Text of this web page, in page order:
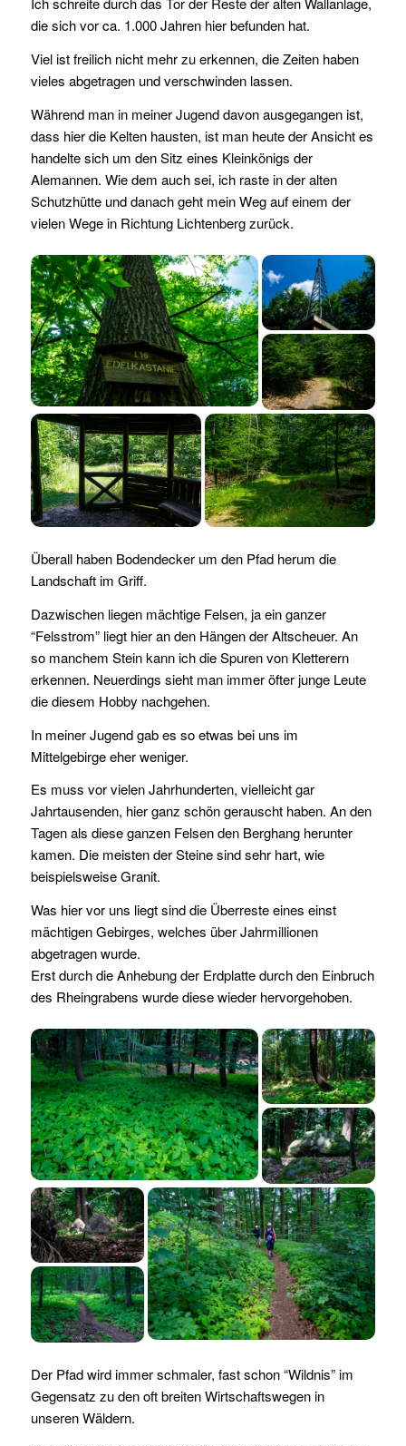
die sich vor ca. 1.000 Jahren hier befunden hat.
Viel ist freilich nicht mehr zu erkennen, die Zeiten haben
vieles abgetragen und verschwinden lassen.
Während man in meiner Jugend davon ausgegangen ist,
dass hier die Kelten hausten, ist man heute der Ansicht es
handelte sich um den Sitz eines Kleinkönigs der
Alemannen. Wie dem auch sei, ich raste in der alten
Schutzhütte und danach geht mein Weg auf einem der
vielen Wege in Richtung Lichtenberg zurück.
Überall haben Bodendecker um den Pfad herum die
Landschaft im Griff.
Dazwischen liegen mächtige Felsen, ja ein ganzer
“Felsstrom” liegt hier an den Hängen der Altscheuer. An
so manchem Stein kann ich die Spuren von Kletterern
erkennen. Neuerdings sieht man immer öfter junge Leute
die diesem Hobby nachgehen.
In meiner Jugend gab es so etwas bei uns im
Mittelgebirge eher weniger.
Es muss vor vielen Jahrhunderten, vielleicht gar
Jahrtausenden, hier ganz schön gerauscht haben. An den
Tagen als diese ganzen Felsen den Berghang herunter
kamen. Die meisten der Steine sind sehr hart, wie
beispielsweise Granit.
Was hier vor uns liegt sind die Überreste eines einst
mächtigen Gebirges, welches über Jahrmillionen
abgetragen wurde.
Erst durch die Anhebung der Erdplatte durch den Einbruch
des Rheingrabens wurde diese wieder hervorgehoben.
Der Pfad wird immer schmaler, fast schon “Wildnis” im
Gegensatz zu den oft breiten Wirtschaftswegen in
unseren Wäldern.